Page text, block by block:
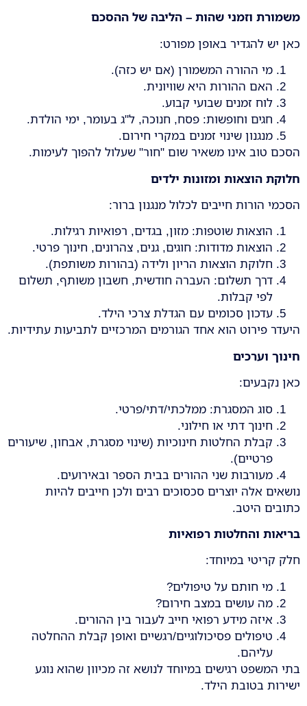
משמורת וזמני שהות – הליבה של ההסכם
כאן יש להגדיר באופן מפורט:
מי ההורה המשמורן (אם יש כזה).
האם ההורות היא שוויונית.
לוח זמנים שבועי קבוע.
חגים וחופשות: פסח, חנוכה, ל"ג בעומר, ימי הולדת.
מנגנון שינוי זמנים במקרי חירום.
הסכם טוב אינו משאיר שום "חור" שעלול להפוך לעימות.
חלוקת הוצאות ומזונות ילדים
הסכמי הורות חייבים לכלול מנגנון ברור:
הוצאות שוטפות: מזון, בגדים, רפואיות רגילות.
הוצאות מדודות: חוגים, גנים, צהרונים, חינוך פרטי.
חלוקת הוצאות הריון ולידה (בהורות משותפת).
דרך תשלום: העברה חודשית, חשבון משותף, תשלום
לפי קבלות.
עדכון סכומים עם הגדלת צרכי הילד.
היעדר פירוט הוא אחד הגורמים המרכזיים לתביעות עתידיות.
חינוך וערכים
כאן נקבעים:
סוג המסגרת: ממלכתי/דתי/פרטי.
חינוך דתי או חילוני.
קבלת החלטות חינוכיות (שינוי מסגרת, אבחון, שיעורים
פרטיים).
מעורבות שני ההורים בבית הספר ובאירועים.
נושאים אלה יוצרים סכסוכים רבים ולכן חייבים להיות
כתובים היטב.
בריאות והחלטות רפואיות
חלק קריטי במיוחד:
מי חותם על טיפולים?
מה עושים במצב חירום?
איזה מידע רפואי חייב לעבור בין ההורים.
טיפולים פסיכולוגיים/רגשיים ואופן קבלת ההחלטה
עליהם.
בתי המשפט רגישים במיוחד לנושא זה מכיוון שהוא נוגע
ישירות בטובת הילד.